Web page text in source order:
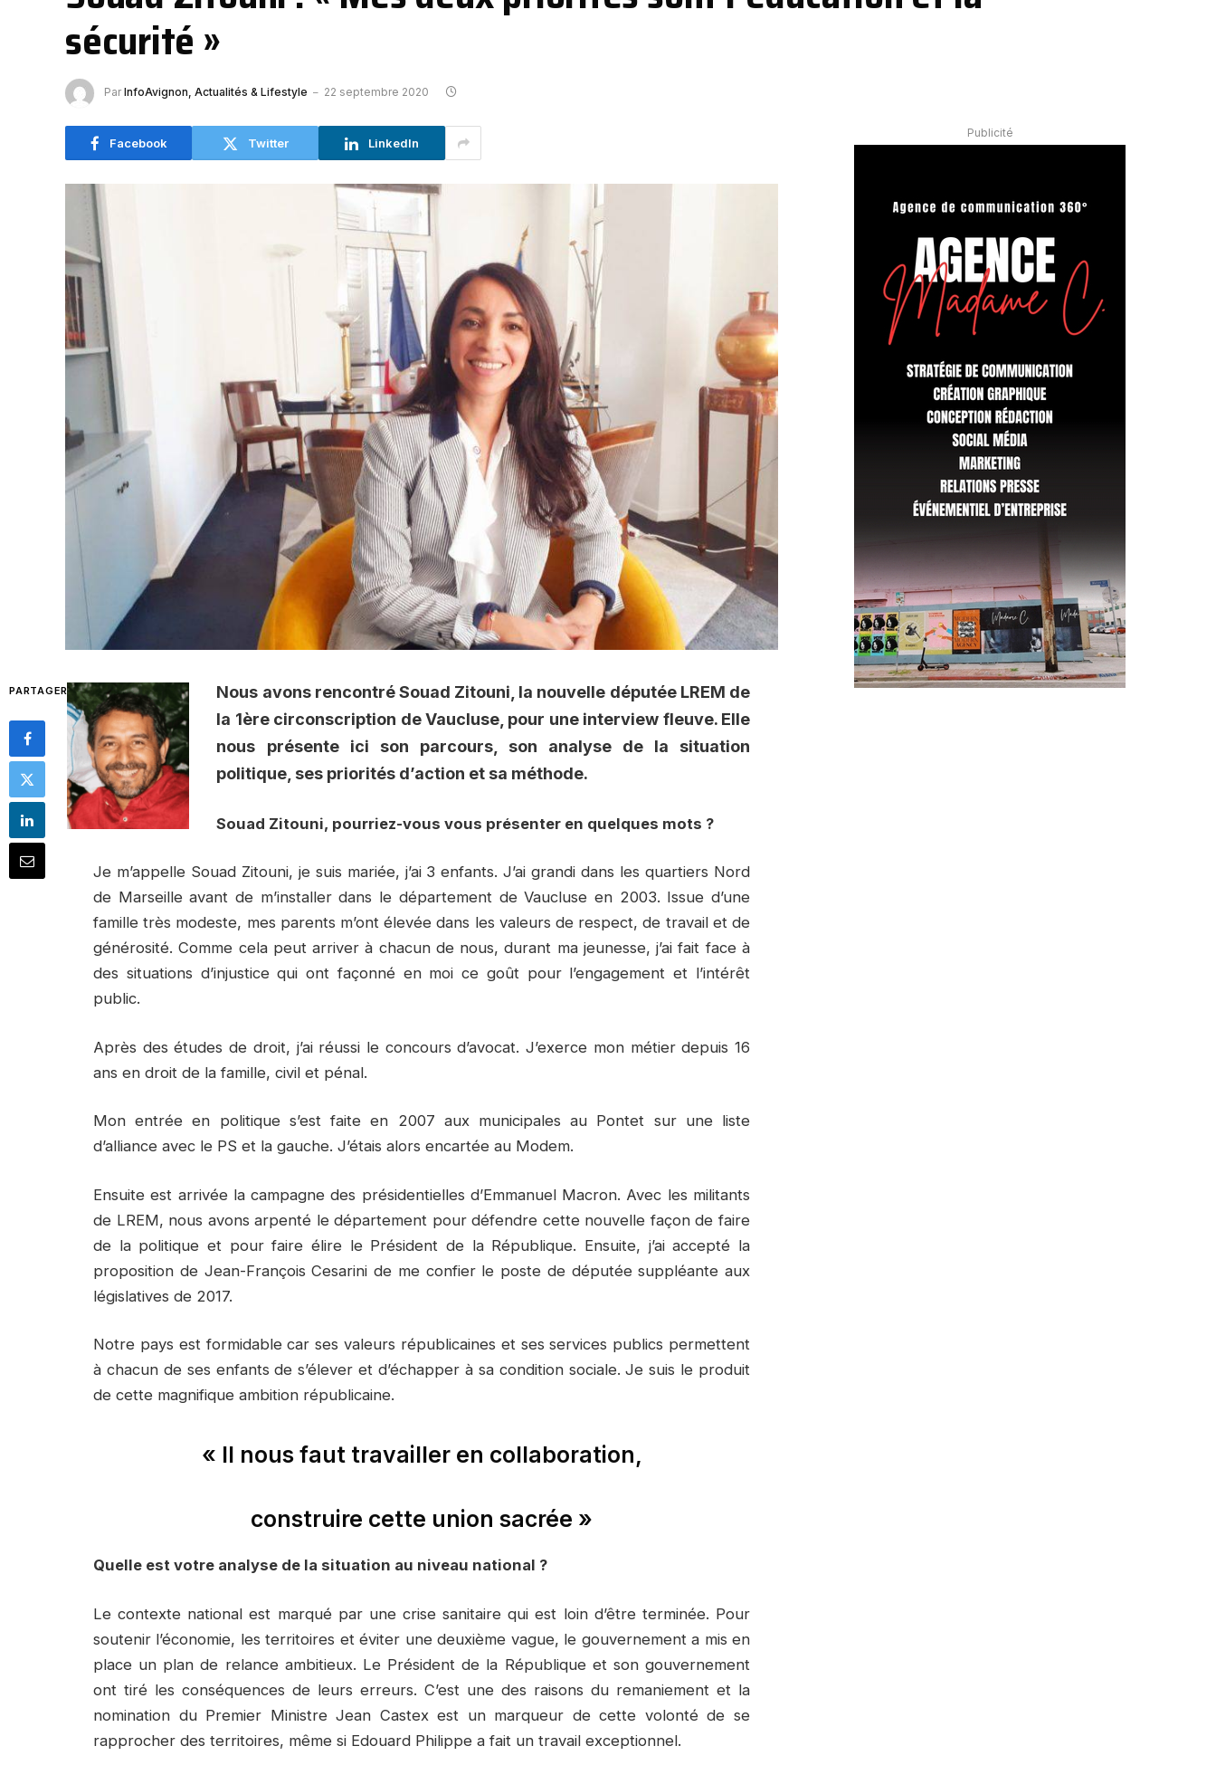
sécurité »
Par InfoAvignon, Actualités & Lifestyle 22 septembre 2020
Facebook Twitter LinkedIn
PARTAGER
Nous avons rencontré Souad Zitouni, la nouvelle députée LREM de
la 1ère circonscription de Vaucluse, pour une interview fleuve. Elle
nous présente ici son parcours, son analyse de la situation
politique, ses priorités d’action et sa méthode.
Souad Zitouni, pourriez-vous vous présenter en quelques mots ?
Je m’appelle Souad Zitouni, je suis mariée, j’ai 3 enfants. J’ai grandi dans les quartiers Nord
de Marseille avant de m’installer dans le département de Vaucluse en 2003. Issue d’une
famille très modeste, mes parents m’ont élevée dans les valeurs de respect, de travail et de
générosité. Comme cela peut arriver à chacun de nous, durant ma jeunesse, j’ai fait face à
des situations d’injustice qui ont façonné en moi ce goût pour l’engagement et l’intérêt
public.
Après des études de droit, j’ai réussi le concours d’avocat. J’exerce mon métier depuis 16
ans en droit de la famille, civil et pénal.
Mon entrée en politique s’est faite en 2007 aux municipales au Pontet sur une liste
d’alliance avec le PS et la gauche. J’étais alors encartée au Modem.
Ensuite est arrivée la campagne des présidentielles d’Emmanuel Macron. Avec les militants
de LREM, nous avons arpenté le département pour défendre cette nouvelle façon de faire
de la politique et pour faire élire le Président de la République. Ensuite, j’ai accepté la
proposition de Jean-François Cesarini de me confier le poste de députée suppléante aux
législatives de 2017.
Notre pays est formidable car ses valeurs républicaines et ses services publics permettent
à chacun de ses enfants de s’élever et d’échapper à sa condition sociale. Je suis le produit
de cette magnifique ambition républicaine.
« Il nous faut travailler en collaboration,
construire cette union sacrée »
Quelle est votre analyse de la situation au niveau national ?
Le contexte national est marqué par une crise sanitaire qui est loin d’être terminée. Pour
soutenir l’économie, les territoires et éviter une deuxième vague, le gouvernement a mis en
place un plan de relance ambitieux. Le Président de la République et son gouvernement
ont tiré les conséquences de leurs erreurs. C’est une des raisons du remaniement et la
nomination du Premier Ministre Jean Castex est un marqueur de cette volonté de se
rapprocher des territoires, même si Edouard Philippe a fait un travail exceptionnel.
Publicité